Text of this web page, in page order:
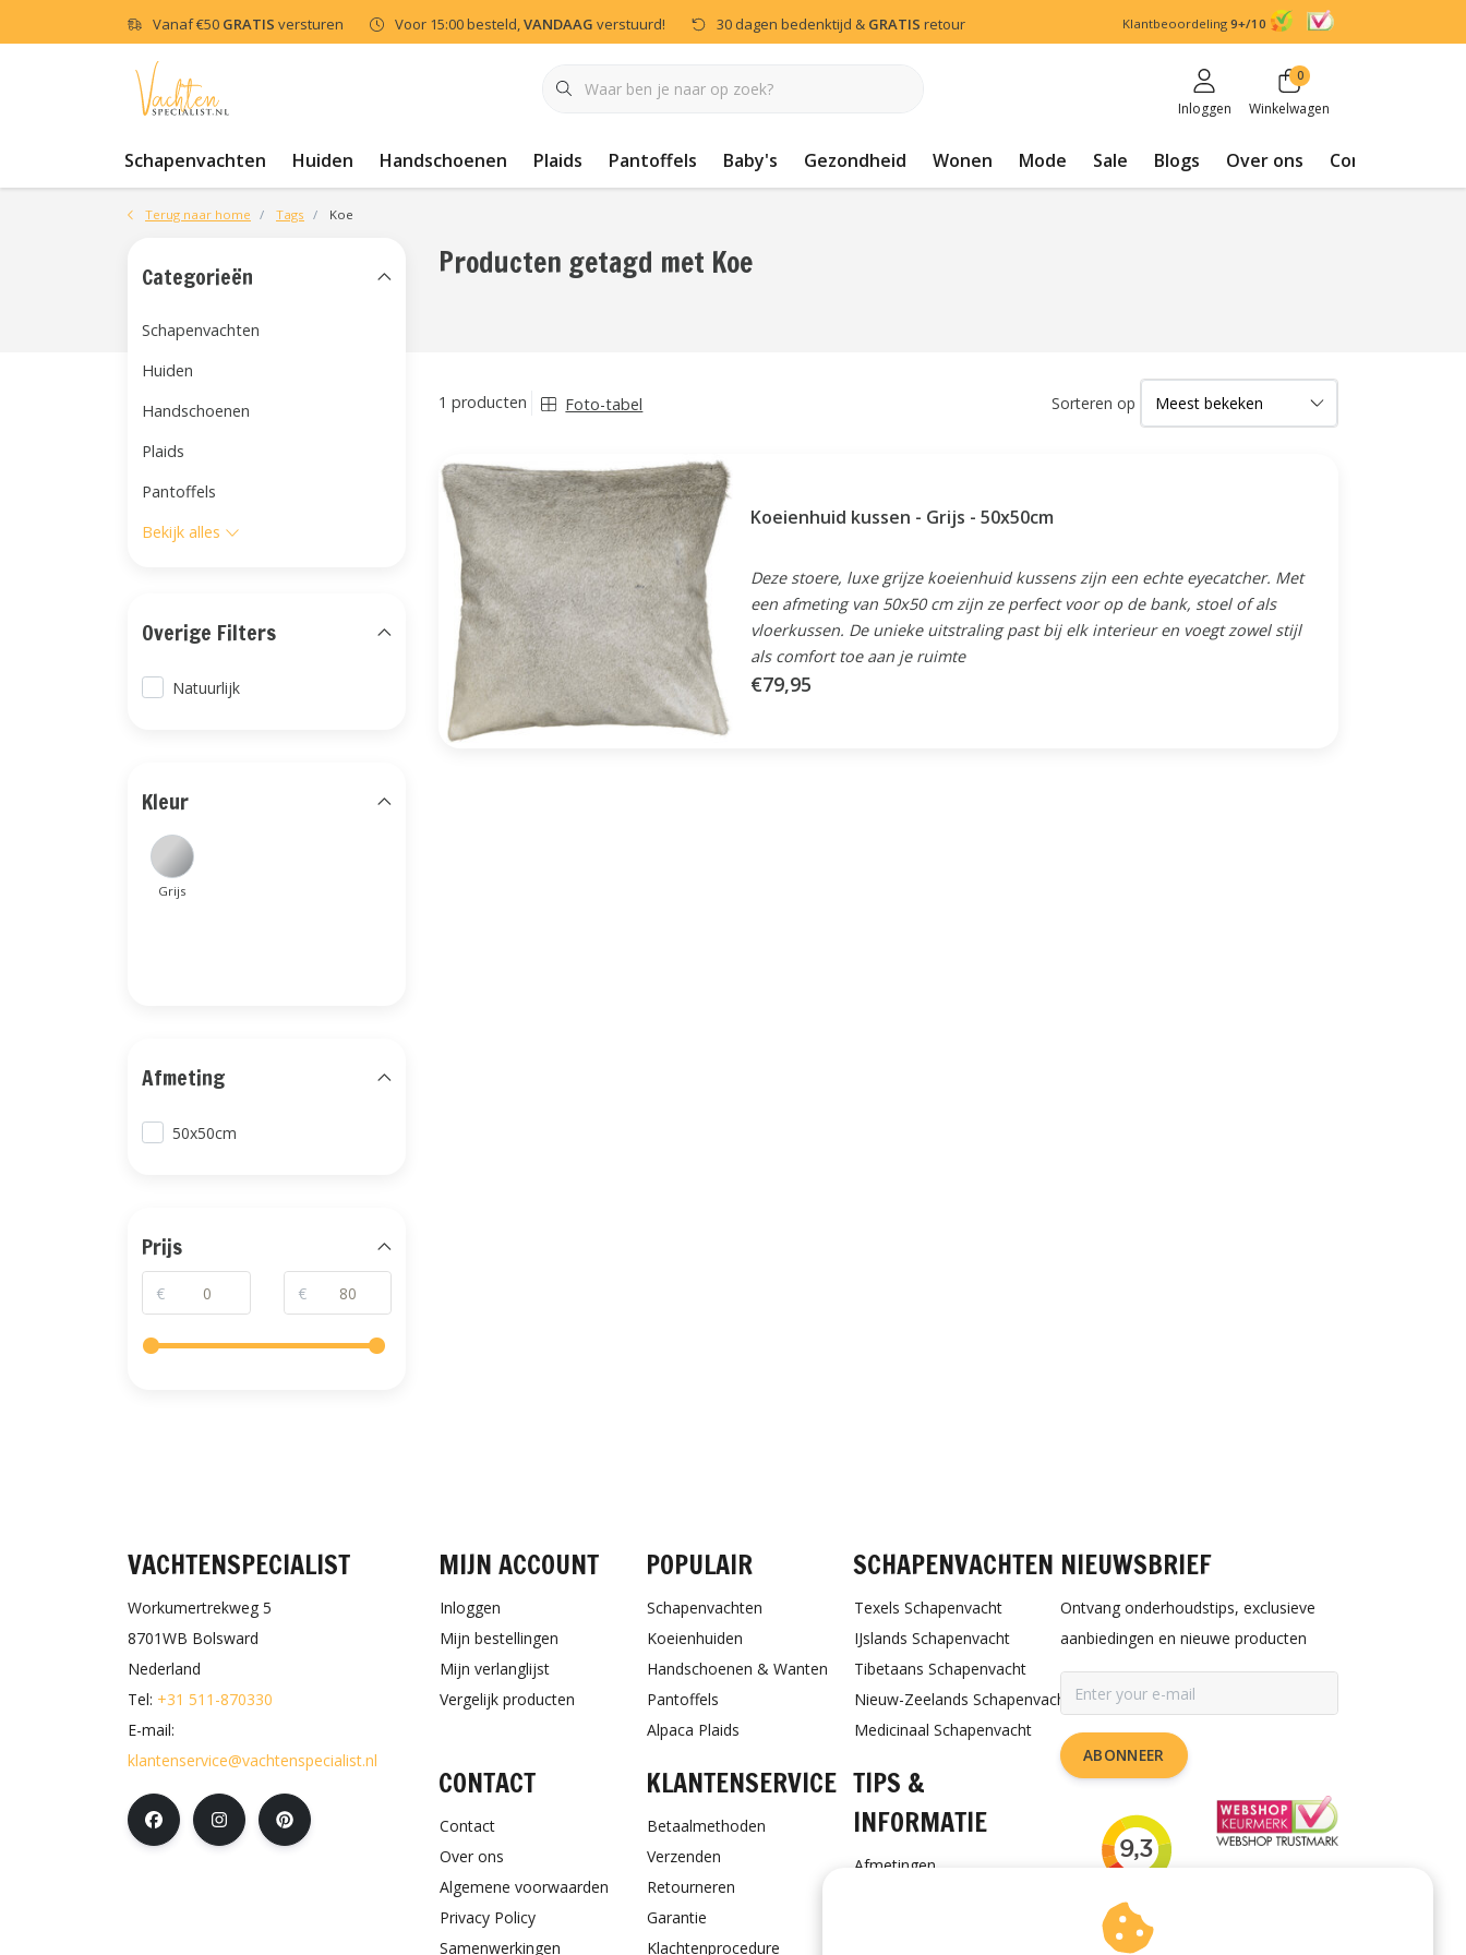
Vanaf€50 GRATIS versturen Voor 15:00 besteld,VANDAAG verstuurd! 30 dagen bedenktijd & GRATIS retour Klantbeoordeling 9+/10
Inloggen
0
Winkelwagen
Schapenvachten Huiden Handschoenen Plaids Pantoffels Baby's Gezondheid Wonen Mode Sale Blogs Over ons Contact
Terug naar home Tags Koe
Producten getagd met Koe
1 producten Foto-tabel Sorteren op
Koeienhuid kussen - Grijs - 50x50cm
Deze stoere, luxe grijze koeienhuid kussens zijn een echte eyecatcher. Met
een afmeting van 50x50 cm zijn ze perfect voor op de bank, stoel of als
vloerkussen. De unieke uitstraling past bij elk interieur en voegt zowel stijl
als comfort toe aan je ruimte
€79,95
Categorieën
Schapenvachten
Huiden
Handschoenen
Plaids
Pantoffels
Bekijk alles
Overige Filters
Natuurlijk
Kleur
Grijs
Afmeting
50x50cm
Prijs
€ €
VACHTENSPECIALIST
Workumertrekweg 5
8701WB Bolsward
Nederland
Tel: +31 511-870330
E-mail:
klantenservice@vachtenspecialist.nl
MIJN ACCOUNT
Inloggen
Mijn bestellingen
Mijn verlanglijst
Vergelijk producten
POPULAIR
Schapenvachten
Koeienhuiden
Handschoenen & Wanten
Pantoffels
Alpaca Plaids
SCHAPENVACHTEN
Texels Schapenvacht
IJslands Schapenvacht
Tibetaans Schapenvacht
Nieuw-Zeelands Schapenvacht
Medicinaal Schapenvacht
CONTACT
Contact
Over ons
Algemene voorwaarden
Privacy Policy
Samenwerkingen
KLANTENSERVICE
Betaalmethoden
Verzenden
Retourneren
Garantie
Klachtenprocedure
TIPS &
INFORMATIE
Afmetingen
NIEUWSBRIEF
Ontvang onderhoudstips, exclusieve
aanbiedingen en nieuwe producten
ABONNEER